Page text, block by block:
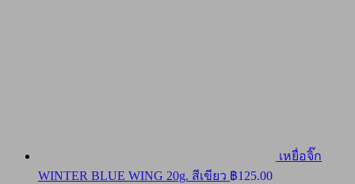
เหยื่อจิ๊ก
WINTER BLUE WING 20g. สีเขียว ฿125.00